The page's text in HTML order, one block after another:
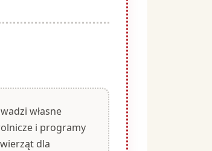
własne
i programy
dla